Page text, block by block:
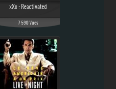
xXx : Reactivated
7 590 Vues